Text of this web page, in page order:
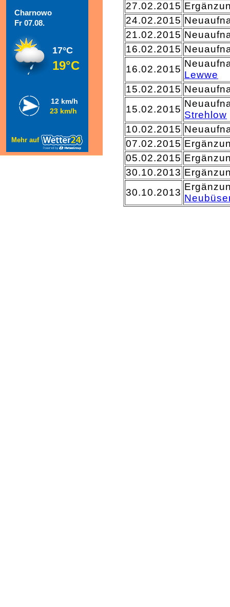
Charnowo
Fr 07.08.
17°C
19°C
Mehr auf
12 km/h
23 km/h
27.02.2015
24.02.2015
21.02.2015
16.02.2015
16.02.2015
Lewwe
15.02.2015
15.02.2015
Strehlow
10.02.2015
07.02.2015
05.02.2015
30.10.2013
30.10.2013